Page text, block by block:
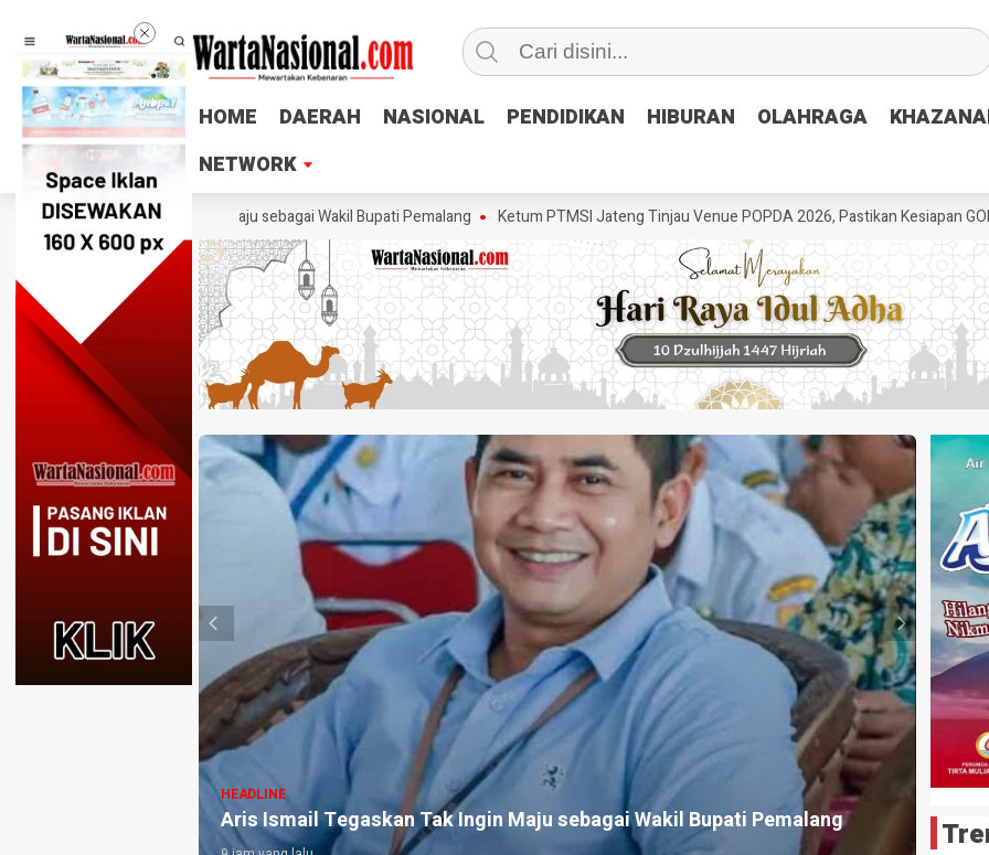
HOME DAERAH NASIONAL PENDIDIKAN HIBURAN OLAHRAGA
NETWORK
HOME DAERAH NASIONAL PENDIDIKAN HIBURAN OLAHRAGA
NETWORK
Tegaskan Tak Ingin Maju sebagai Wakil Bupati Pemalang Ketum PTMSI Jateng Tinjau Venue POPDA 2026, Pastikan Kesiapan GOR Satria
HEADLINE
Kejari Pemalang Tahan Mantan Mantri Bank BUMN, Diduga Korupsi Dana
Pelunasan KUR Rugikan Negara Rp749 Juta
1 hari yang lalu
Aris